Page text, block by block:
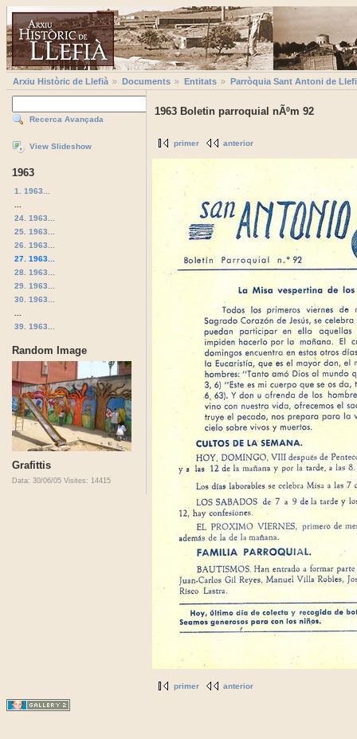
Arxiu Històric de Llefià Documents Entitats Parròquia Sant Antoni de
Recerca Avançada
View Slideshow
1963
1. 1963...
24. 1963...
25. 1963...
26. 1963...
27. 1963...
28. 1963...
29. 1963...
30. 1963...
39. 1963...
Random Image
Grafittis
Data: 30/06/05 Visites: 14415
1963 Boletin parroquial nÃºm 92
primer anterior
primer anterior